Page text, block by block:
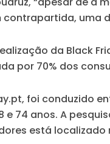
uma
da Black
por 70% dos
foi conduzido
74 anos. A
está localizado